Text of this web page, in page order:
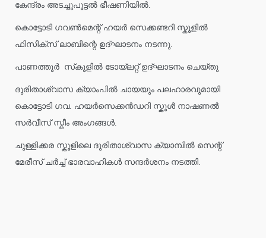
കേന്ദ്രം അടച്ചുപൂട്ടൽ ഭീഷണിയിൽ.
കൊട്ടോടി ഗവൺമെന്റ് ഹയർ സെക്കണ്ടറി സ്കൂളിൽ
ഫിസിക്സ് ലാബിന്റെ ഉദ്ഘാടനം നടന്നു.
പാണത്തൂർ സ്‌കൂളിൽ ടോയ്ലറ്റ് ഉദ്ഘാടനം ചെയ്തു
ദുരിതാശ്വാസ ക്യാംപിൽ ചായയും പലഹാരവുമായി
കൊട്ടോടി ഗവ. ഹയർസെക്കൻഡറി സ്കൂൾ നാഷണൽ
സർവീസ് സ്കീം അംഗങ്ങൾ.
ചുള്ളിക്കര സ്കൂളിലെ ദുരിതാശ്വാസ ക്യാമ്പിൽ സെന്റ്
മേരീസ് ചർച്ച് ഭാരവാഹികൾ സന്ദർശനം നടത്തി.